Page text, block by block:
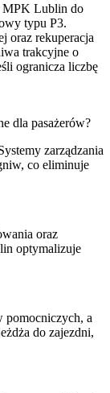
MPK Lublin do
typu P3.
oraz rekuperacja
trakcyjne o
ogranicza liczbę
dla pasażerów?
zarządzania
co eliminuje
oraz
optymalizuje
pomocniczych, a
do zajezdni,